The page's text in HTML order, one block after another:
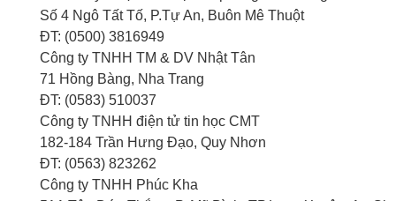
Số 4 Ngô Tất Tố, P.Tự An, Buôn Mê Thuột
ĐT: (0500) 3816949
Công ty TNHH TM & DV Nhật Tân
71 Hồng Bàng, Nha Trang
ĐT: (0583) 510037
Công ty TNHH điện tử tin học CMT
182-184 Trần Hưng Đạo, Quy Nhơn
ĐT: (0563) 823262
Công ty TNHH Phúc Kha